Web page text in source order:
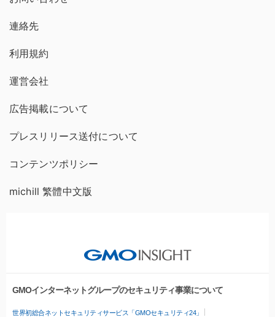
連絡先
利用規約
運営会社
広告掲載について
プレスリリース送付について
コンテンツポリシー
michill 繁體中文版
GMOインターネットグループのセキュリティ事業について
世界初総合ネットセキュリティサービス「GMOセキュリティ24」